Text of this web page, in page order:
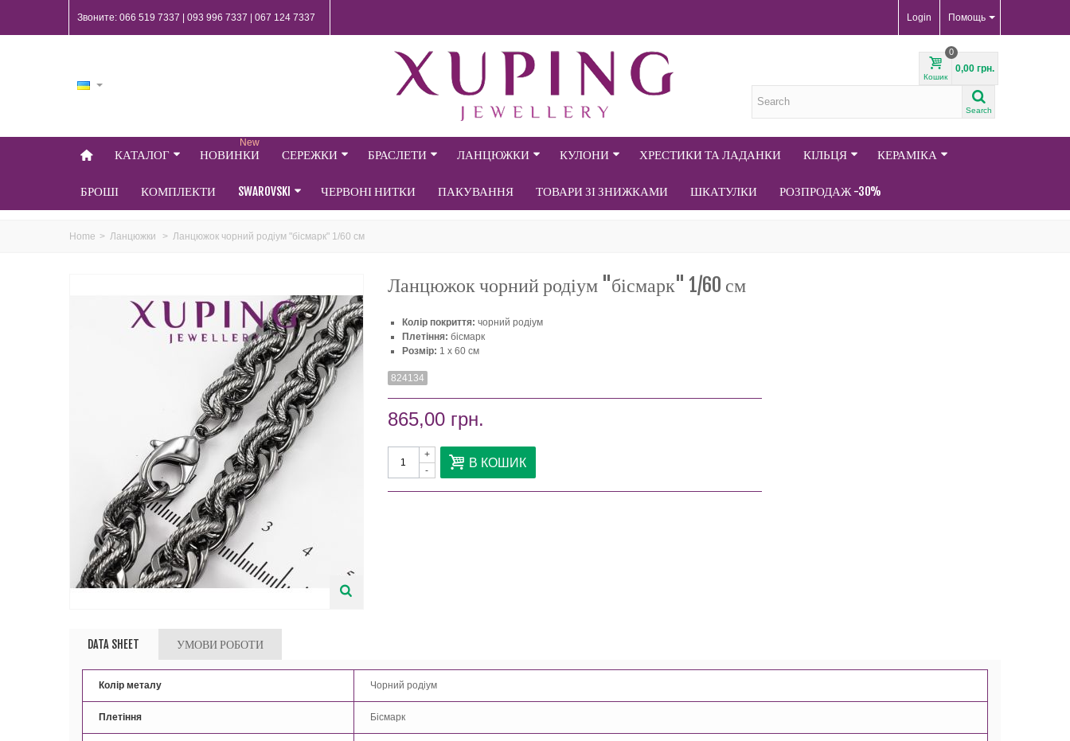
Помощь
Звоните: 066 519 7337 | 093 996 7337 | 067 124 7337 Login
Кошик
0
0,00 грн.
Search
КАТАЛОГ НОВИНКИ
New
СЕРЕЖКИ БРАСЛЕТИ ЛАНЦЮЖКИ КУЛОНИ ХРЕСТИКИ ТА ЛАДАНКИ КІЛЬЦЯ КЕРАМІКА
БРОШІ КОМПЛЕКТИ SWAROVSKI ЧЕРВОНІ НИТКИ ПАКУВАННЯ ТОВАРИ ЗІ ЗНИЖКАМИ ШКАТУЛКИ РОЗПРОДАЖ -30%
Home > Ланцюжки > Ланцюжок чорний родіум "бісмарк" 1/60 см
Ланцюжок чорний родіум "бісмарк" 1/60 см
Колір покриття: чорний родіум
Плетіння: бісмарк
Розмір: 1 х 60 см
824134
865,00 грн.
-
+ В КОШИК
DATA SHEET УМОВИ РОБОТИ
Колір металу Чорний родіум
Плетіння Бісмарк